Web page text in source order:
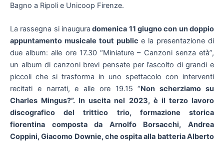
Bagno a Ripoli e Unicoop Firenze.
La rassegna si inaugura domenica 11 giugno con un doppio
appuntamento musicale tout public e la presentazione di
due album: alle ore 17.30 “Miniature – Canzoni senza età”,
un album di canzoni brevi pensate per l’ascolto di grandi e
piccoli che si trasforma in uno spettacolo con interventi
recitati e narrati, e alle ore 19.15 “Non scherziamo su
Charles Mingus?”. In uscita nel 2023, è il terzo lavoro
discografico del trittico trio, formazione storica
fiorentina composta da Arnolfo Borsacchi, Andrea
Coppini, Giacomo Downie, che ospita alla batteria Alberto